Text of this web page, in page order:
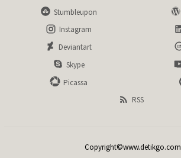
Stumbleupon
Instagram
Deviantart
Skype
Picassa
RSS
Copyright©www.detikgo.com